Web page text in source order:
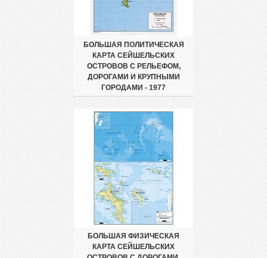
БОЛЬШАЯ ПОЛИТИЧЕСКАЯ
КАРТА СЕЙШЕЛЬСКИХ
ОСТРОВОВ С РЕЛЬЕФОМ,
ДОРОГАМИ И КРУПНЫМИ
ГОРОДАМИ - 1977
БОЛЬШАЯ ФИЗИЧЕСКАЯ
КАРТА СЕЙШЕЛЬСКИХ